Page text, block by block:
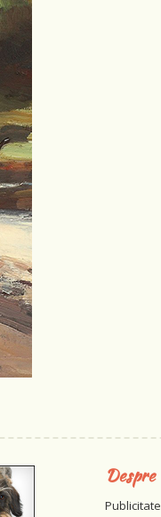
Despre
Publicitate